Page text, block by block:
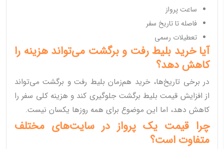
ساعت پرواز
فاصله تا تاریخ سفر
تعطیلات رسمی
آیا خرید بلیط رفت و برگشت می‌تواند هزینه را
کاهش دهد؟
در برخی تاریخ‌ها، خرید هم‌زمان بلیط رفت و برگشت می‌تواند
از افزایش قیمت بلیط برگشت جلوگیری کند و هزینه کلی سفر را
کاهش دهد، اما این موضوع برای همه روزها یکسان نیست.
چرا قیمت یک پرواز در سایت‌های مختلف
متفاوت است؟